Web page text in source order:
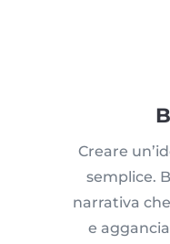
Creare
semplice.
narrativa
e